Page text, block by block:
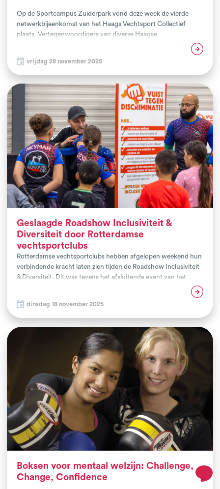
Op de Sportcampus Zuiderpark vond deze week de vierde
netwerkbijeenkomst van het Haags Vechtsport Collectief
plaats. Vertegenwoordigers van diverse Haagse
vechtsportclubs kwamen samen voor kennisdeling, inspiratie
en een actieve blik op de toekomst van de Haagse vechtsport.
vrijdag 28 november 2025
Geslaagde Roadshow Inclusiviteit &
Diversiteit door Rotterdamse
vechtsportclubs
Rotterdamse vechtsportclubs hebben afgelopen weekend hun
verbindende kracht laten zien tijden de Roadshow Inclusiviteit
& Diversiteit. Dit was tevens het afsluitende event van het
kinderen van omringende basisscholen, acht vechtsportclubs
en betrokken partners Radar, Rotterdam Sportsupport en
3SSport kwamen samen bij Unity ‘99. De middag stond in het
teken van plezier, ontmoeting en de verbindende kracht van
vechtsport. De energie was vanaf het begin positief: kinderen
deden actief mee aan de clinics, clubs stonden stevig in hun rol
en nieuwe ontmoetingen werden op deze manier op een
natuurlijke manier gearrangeerd.
dinsdag 18 november 2025
Boksen voor mentaal welzijn: Challenge,
Change, Confidence